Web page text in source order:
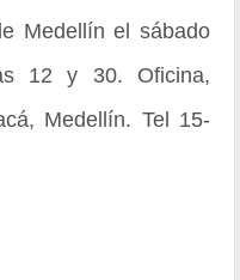
Medellín el sábado
12 y 30. Oficina,
Medellín. Tel 15-